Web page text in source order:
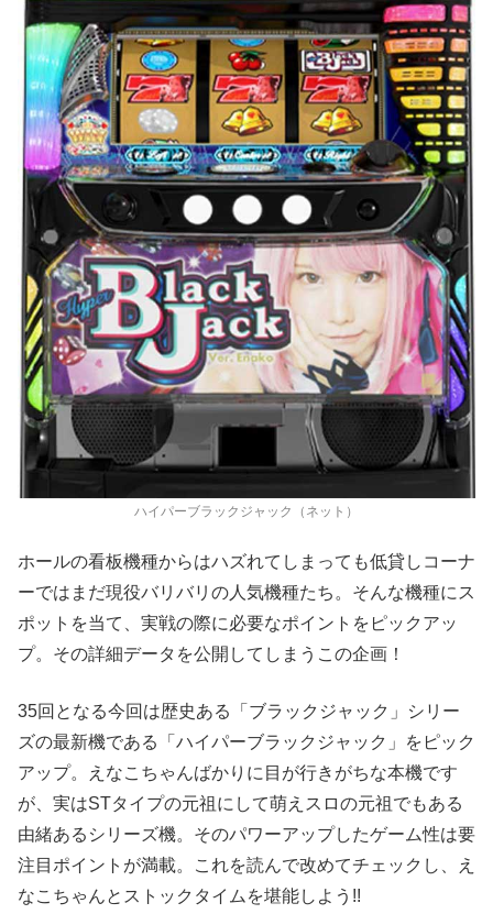
ハイパーブラックジャック（ネット）
ホールの看板機種からはハズれてしまっても低貸しコーナ
ーではまだ現役バリバリの人気機種たち。そんな機種にス
ポットを当て、実戦の際に必要なポイントをピックアッ
プ。その詳細データを公開してしまうこの企画！
35回となる今回は歴史ある「ブラックジャック」シリー
ズの最新機である「ハイパーブラックジャック」をピック
アップ。えなこちゃんばかりに目が行きがちな本機です
が、実はSTタイプの元祖にして萌えスロの元祖でもある
由緒あるシリーズ機。そのパワーアップしたゲーム性は要
注目ポイントが満載。これを読んで改めてチェックし、え
なこちゃんとストックタイムを堪能しよう!!